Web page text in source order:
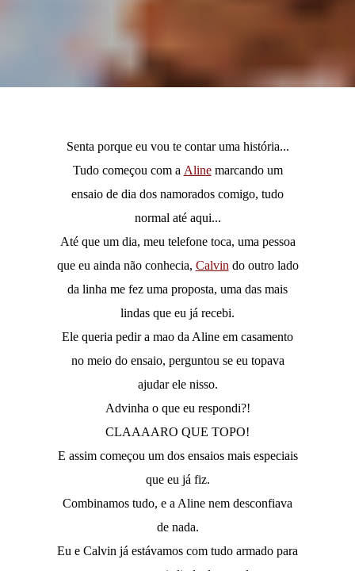
Senta porque eu vou te contar uma história...
Tudo começou com a Alinemarcando um
ensaio de dia dos namorados comigo, tudo
normal até aqui...
Até que um dia, meu telefone toca, uma pessoa
que eu ainda não conhecia, Calvin do outro lado
da linha me fez uma proposta, uma das mais
lindas que eu já recebi.
Ele queria pedir a mao da Aline em casamento
no meio do ensaio, perguntou se eu topava
ajudar ele nisso.
Advinha o que eu respondi?!
CLAAAARO QUE TOPO!
E assim começou um dos ensaios mais especiais
que eu já fiz.
Combinamos tudo, e a Aline nem desconfiava
de nada.
Eu e Calvin já estávamos com tudo armado para